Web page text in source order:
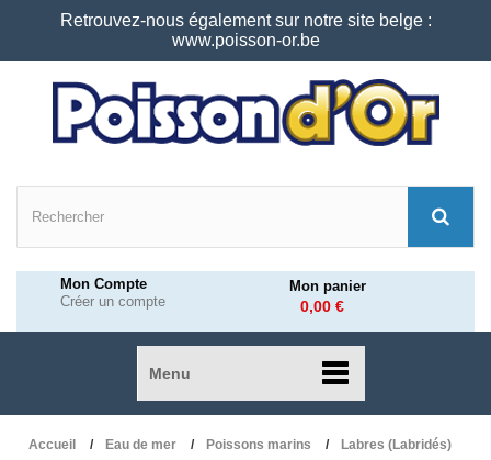
Retrouvez-nous également sur notre site belge :
www.poisson-or.be
Mon Compte
Créer un compte
Mon panier
0,00 €
Menu
Accueil Eau de mer Poissons marins
Labres (Labridés)